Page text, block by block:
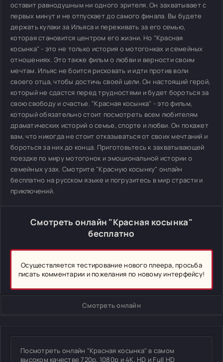
оставит равнодушным ни одного зрителя. Он захватывает с
первых минут и не отпускает до самого финала. Вы будете
держать кулаки за Ильяса и переживать за его семью,
которая становится центром его жизни. Но "Красная
косынка" - это не только история о мотогонках и семейных
отношениях. Это также фильм о любви и верности своим
мечтам. Ильяс не боится рисковать и идти против воли
своего отца, чтобы достичь своей цели. Он настоящий герой,
который не сдастся перед трудностями и будет бороться за
свою свободу и счастье. "Красная косынка" - это фильм,
который обязательно стоит посмотреть всем любителям
драматических историй о семье, спорте и любви. Он покажет
вам, что никогда не стоит отказываться от своих мечтаний и
бороться за них до конца. Приготовьтесь к захватывающей
поездке по миру мотогонок и эмоциональной истории о
семейных узах. Смотрите "Красную косынку" онлайн
бесплатно на русском языке и погрузитесь в мир страсти и
приключений.
Смотреть онлайн "Красная косынка"
бесплатно
Осуществляется тестирование нового плеера, просьба
писать комментарии и пожелания по новому интерфейсу!
Смотреть онлайн
Посмотреть онлайн "Красная косынка" в самом
высоком качестве 720p, 1080p и 4K, HD и Full HD